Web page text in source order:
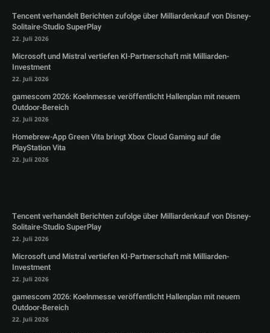
Tencent verhandelt Berichten zufolge über Milliardenkauf von Disney-
Solitaire-Studio SuperPlay
22. Juli 2026
Microsoft und Mistral vertiefen KI-Partnerschaft mit Milliarden-
Investment
22. Juli 2026
gamescom 2026: Koelnmesse veröffentlicht Hallenplan mit neuem
Outdoor-Bereich
22. Juli 2026
Homebrew-App Green Vita bringt Xbox Cloud Gaming auf die
PlayStation Vita
22. Juli 2026
Tencent verhandelt Berichten zufolge über Milliardenkauf von Disney-
Solitaire-Studio SuperPlay
22. Juli 2026
Microsoft und Mistral vertiefen KI-Partnerschaft mit Milliarden-
Investment
22. Juli 2026
gamescom 2026: Koelnmesse veröffentlicht Hallenplan mit neuem
Outdoor-Bereich
22. Juli 2026